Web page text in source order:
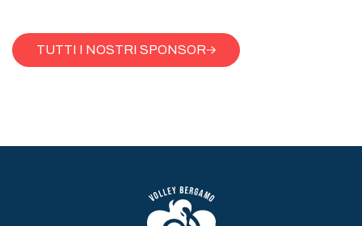
TUTTI I NOSTRI SPONSOR